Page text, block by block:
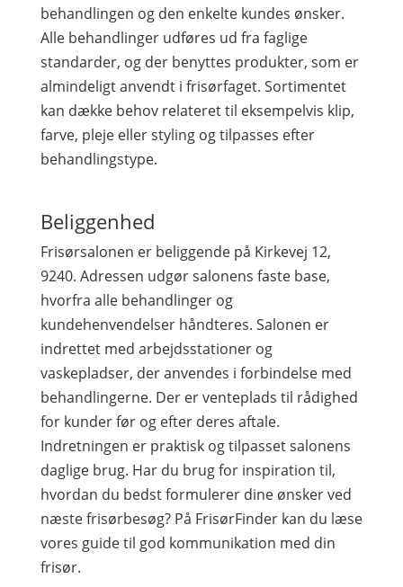
behandlingen og den enkelte kundes ønsker.
Alle behandlinger udføres ud fra faglige
standarder, og der benyttes produkter, som er
almindeligt anvendt i frisørfaget. Sortimentet
kan dække behov relateret til eksempelvis klip,
farve, pleje eller styling og tilpasses efter
behandlingstype.
Beliggenhed
Frisørsalonen er beliggende på Kirkevej 12,
9240. Adressen udgør salonens faste base,
hvorfra alle behandlinger og
kundehenvendelser håndteres. Salonen er
indrettet med arbejdsstationer og
vaskepladser, der anvendes i forbindelse med
behandlingerne. Der er venteplads til rådighed
for kunder før og efter deres aftale.
Indretningen er praktisk og tilpasset salonens
daglige brug. Har du brug for inspiration til,
hvordan du bedst formulerer dine ønsker ved
næste frisørbesøg? På FrisørFinder kan du læse
vores guide til god kommunikation med din
frisør.